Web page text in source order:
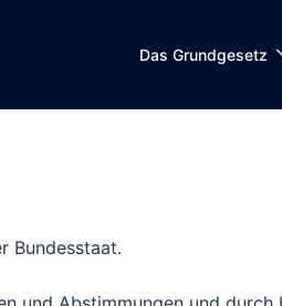
Das Grundgesetz
Bundesstaat.